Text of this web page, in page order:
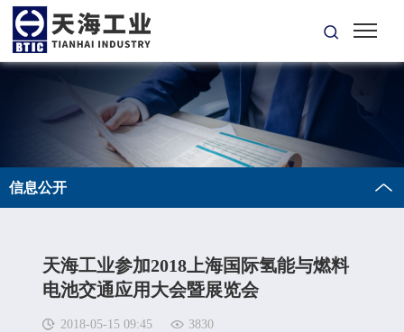
信息公开
天海工业参加2018上海国际氢能与燃料
电池交通应用大会暨展览会
2018-05-15 09:45 3830